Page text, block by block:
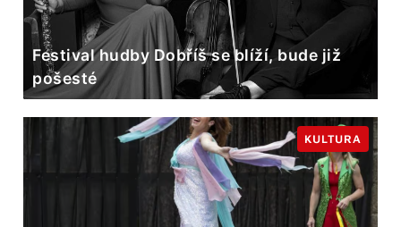
Festival hudby Dobříš se blíží, bude již
pošesté
KULTURA